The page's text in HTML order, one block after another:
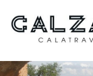
Calzada